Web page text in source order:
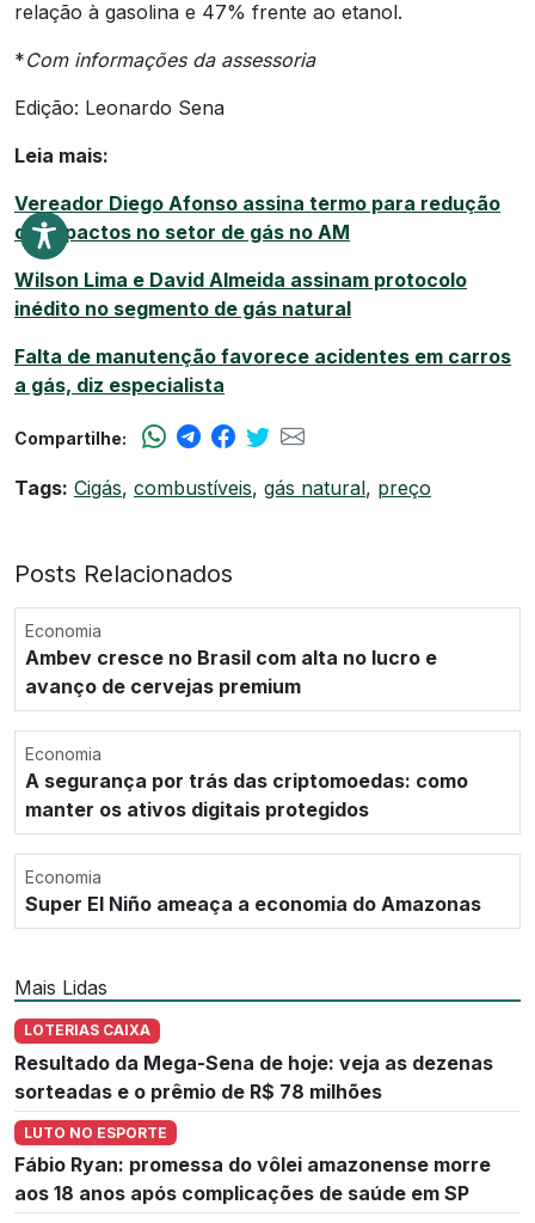
relação à gasolina e 47% frente ao etanol.
*Com informações da assessoria
Edição: Leonardo Sena
Leia mais:
Vereador Diego Afonso assina termo para redução
de impactos no setor de gás no AM
Wilson Lima e David Almeida assinam protocolo
inédito no segmento de gás natural
Falta de manutenção favorece acidentes em carros
a gás, diz especialista
Compartilhe:
Tags: Cigás, combustíveis, gás natural, preço
Posts Relacionados
Economia
Ambev cresce no Brasil com alta no lucro e
avanço de cervejas premium
Economia
A segurança por trás das criptomoedas: como
manter os ativos digitais protegidos
Economia
Super El Niño ameaça a economia do Amazonas
Mais Lidas
LOTERIAS CAIXA
Resultado da Mega-Sena de hoje: veja as dezenas
sorteadas e o prêmio de R$ 78 milhões
LUTO NO ESPORTE
Fábio Ryan: promessa do vôlei amazonense morre
aos 18 anos após complicações de saúde em SP